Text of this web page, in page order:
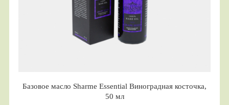
Базовое масло Sharme Essential Виноградная косточка,
50 мл